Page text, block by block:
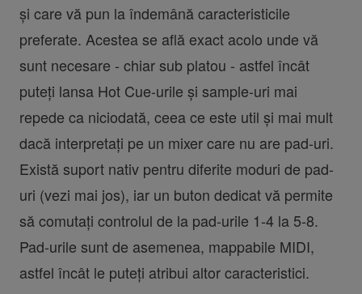
și care vă pun la îndemână caracteristicile
preferate. Acestea se află exact acolo unde vă
sunt necesare - chiar sub platou - astfel încât
puteți lansa Hot Cue-urile și sample-uri mai
repede ca niciodată, ceea ce este util și mai mult
dacă interpretați pe un mixer care nu are pad-uri.
Există suport nativ pentru diferite moduri de pad-
uri (vezi mai jos), iar un buton dedicat vă permite
să comutați controlul de la pad-urile 1-4 la 5-8.
Pad-urile sunt de asemenea, mappabile MIDI,
astfel încât le puteți atribui altor caracteristici.